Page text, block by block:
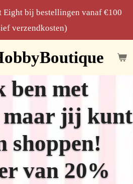
bij bestellingen vanaf €100
verzendkosten)
met
maar jij kunt
shoppen!
van 20%